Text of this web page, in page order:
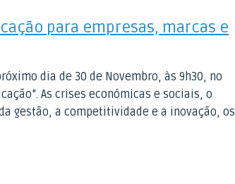
para empresas, marcas e
dia de 30 de Novembro, às 9h30, no
As crises económicas e sociais, o
gestão, a competitividade e a inovação, os